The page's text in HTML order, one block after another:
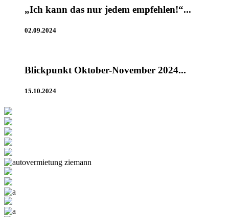
„Ich kann das nur jedem empfehlen!“...
02.09.2024
Blickpunkt Oktober-November 2024...
15.10.2024